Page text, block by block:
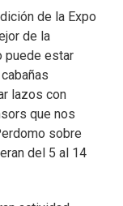
de la Expo
de la
puede estar
lazos con
que nos
sobre
del 5 al 14